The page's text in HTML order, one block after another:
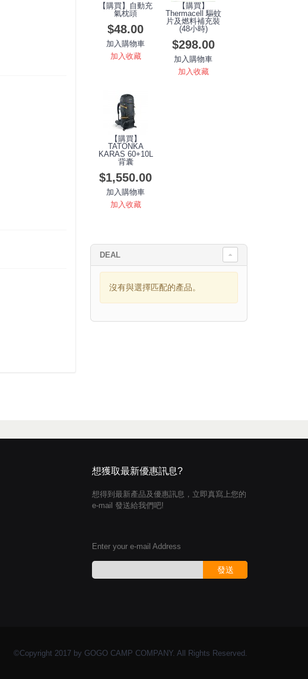
【購買】自動充
氣枕頭
$48.00
加入購物車
加入收藏
【購買】
Thermacell 驅蚊
片及燃料補充裝
(48小時)
$298.00
加入購物車
加入收藏
【購買】
TATONKA
KARAS 60+10L
背囊
$1,550.00
加入購物車
加入收藏
DEAL
沒有與選擇匹配的產品。
想獲取最新優惠訊息?
想得到最新產品及優惠訊息，立即真寫上您的
e-mail 發送給我們吧!
Enter your e-mail Address
發送
©Copyright 2017 by GOGO CAMP COMPANY. All Rights Reserved.